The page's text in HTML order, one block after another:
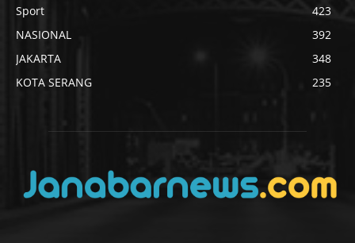
Sport
423
NASIONAL
392
JAKARTA
348
KOTA SERANG
235